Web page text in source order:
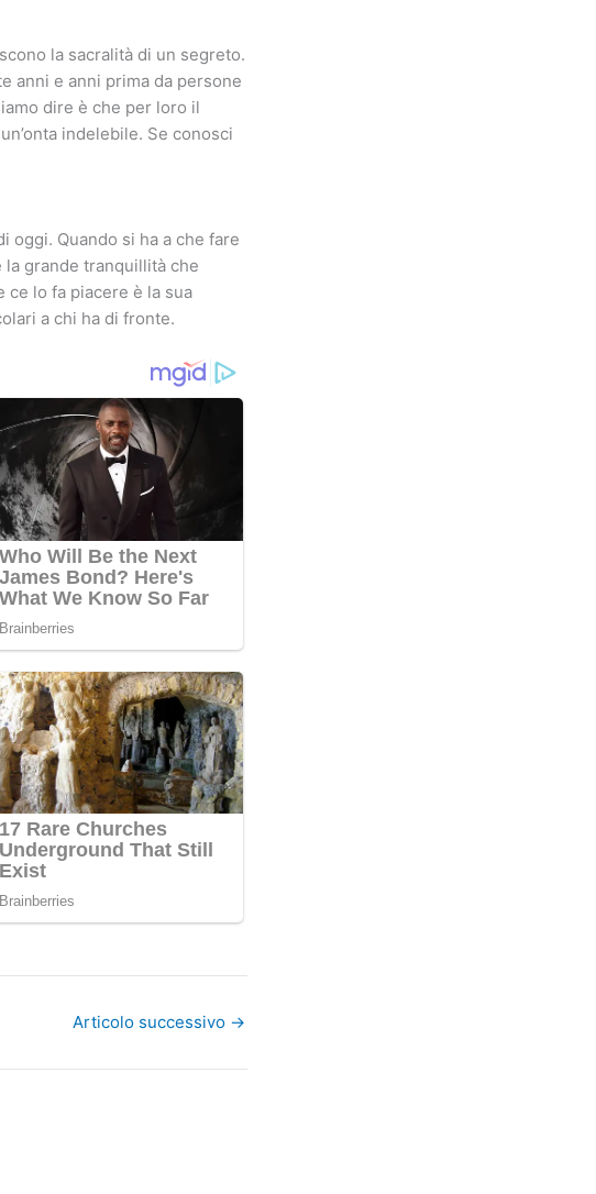
la sacralità di un segreto.
anni e anni prima da persone
dire è che per loro il
indelebile. Se conosci
oggi. Quando si ha a che fare
grande tranquillità che
ce lo fa piacere è la sua
a chi ha di fronte.
Articolo successivo →